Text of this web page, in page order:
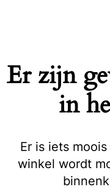
Er zijn
in
Er is iets
winkel wordt